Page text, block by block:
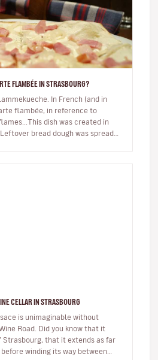
FLAMBÉE IN STRASBOURG?
In French (and in
flambée, in reference to
dish was created in
bread dough was spread
CELLAR IN STRASBOURG
is unimaginable without
Road. Did you know that it
Strasbourg, that it extends as far
before winding its way between